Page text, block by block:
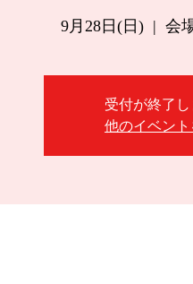
9月28日(日)
  |
会
受付が終了し
他のイベント